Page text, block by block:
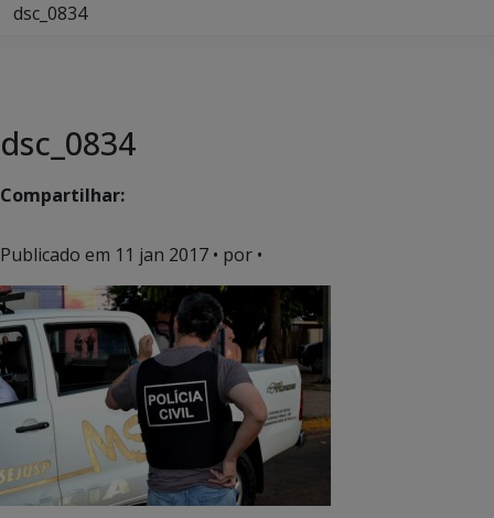
dsc_0834
dsc_0834
Compartilhar:
Publicado em 11 jan 2017 • por •